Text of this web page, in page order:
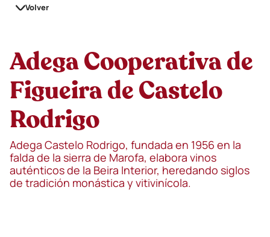
Volver
Adega Cooperativa de
Figueira de Castelo
Rodrigo
Adega Castelo Rodrigo, fundada en 1956 en la
falda de la sierra de Marofa, elabora vinos
auténticos de la Beira Interior, heredando siglos
de tradición monástica y vitivinícola.